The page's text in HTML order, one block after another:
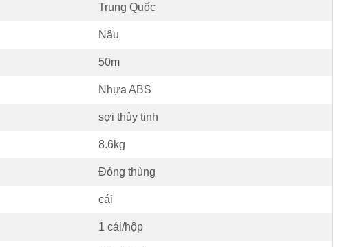
Trung Quốc
Nâu
50m
Nhựa ABS
sợi thủy tinh
8.6kg
Đóng thùng
cái
1 cái/hộp